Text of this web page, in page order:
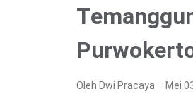
Oleh Dwi Pracaya Mei